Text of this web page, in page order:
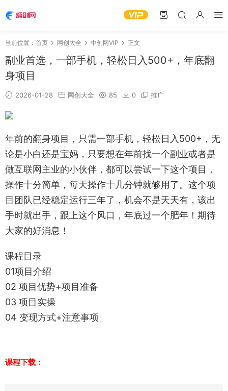
当前位置： 首页 网创大全 中创网VIP 正文
副业首选，一部手机，轻松日入500+，年底翻
身项目
2026-01-28 网创大全 85 0 推广
年前的翻身项目，只需一部手机，轻松日入500+，无
论是小白还是宝妈，只要想在年前找一个副业或者是
做互联网主业的小伙伴，都可以尝试一下这个项目，
操作十分简单，每天操作十几分钟就够用了。这个项
目团队已经稳定运行三年了，机会不是天天有，该出
手时就出手，跟上这个风口，年底过一个肥年！期待
大家的好消息！
课程目录
01项目介绍
02 项目优势+项目准备
03 项目实操
04 变现方式+注意事项
课程下载：